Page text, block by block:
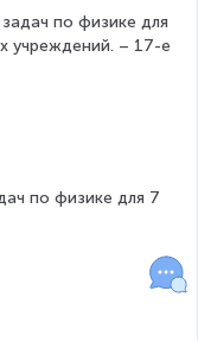
по физике для
учреждений. – 17-е
по физике для 7